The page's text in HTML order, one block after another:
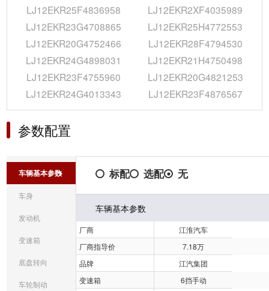
LJ12EKR25F4836958
LJ12EKR2XF4035989
LJ12EKR23G4708865
LJ12EKR25H4772553
LJ12EKR20G4752466
LJ12EKR28F4794530
LJ12EKR24G4898031
LJ12EKR21H4750498
LJ12EKR23F4755960
LJ12EKR20G4821253
LJ12EKR24G4013343
LJ12EKR23F4876567
参数配置
车辆基本参数
车身
发动机
变速箱
底盘转向
车轮制动
标配 选配 无
车辆基本参数
厂商
江淮汽车
厂商指导价
7.18万
品牌
江汽集团
变速箱
6挡手动